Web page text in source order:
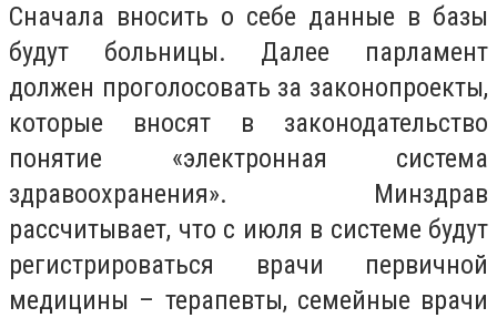
Сначала вносить о себе данные в базы
будут больницы. Далее парламент
должен проголосовать за законопроекты,
которые вносят в законодательство
понятие «электронная система
здравоохранения». Минздрав
рассчитывает, что с июля в системе будут
регистрироваться врачи первичной
медицины – терапевты, семейные врачи